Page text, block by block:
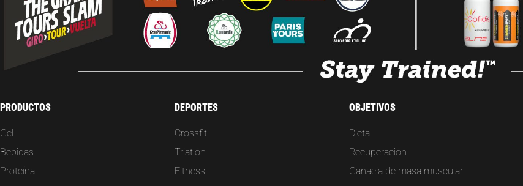
PRODUCTOS
Gel
Bebidas
Proteína
DEPORTES
Crossfit
Triatlón
Fitness
OBJETIVOS
Dieta
Recuperación
Ganacia de masa muscular